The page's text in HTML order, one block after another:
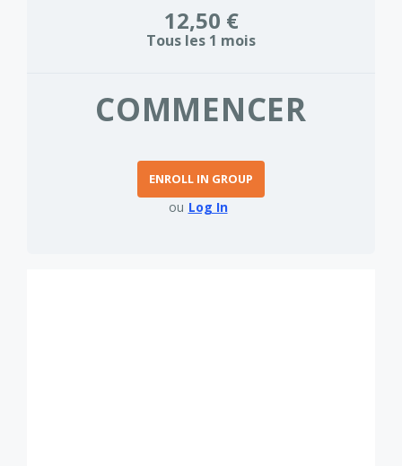
12,50 €
Tous les 1 mois
COMMENCER
ENROLL IN GROUP
ou Log In